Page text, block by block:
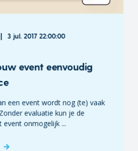
3 jul. 2017 22:00:00
event eenvoudig
een event wordt nog (te) vaak
evaluatie kun je de
event onmogelijk ...